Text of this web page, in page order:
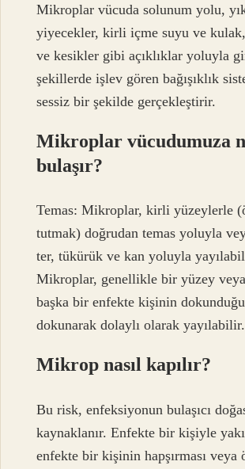
Mikroplar vücuda solunum yolu,
yiyecekler, kirli içme suyu ve
ve kesikler gibi açıklıklar yoluyla
şekillerde işlev gören bağışıklık
sessiz bir şekilde gerçekleştirir.
Mikroplar vücudumuza
bulaşır?
Temas: Mikroplar, kirli yüzeylerle
tutmak) doğrudan temas yoluyla
ter, tükürük ve kan yoluyla
Mikroplar, genellikle bir yüzey
başka bir enfekte kişinin
dokunarak dolaylı olarak yayılabilir.
Mikrop nasıl kapılır?
Bu risk, enfeksiyonun bulaşıcı
kaynaklanır. Enfekte bir kişiyle
enfekte bir kişinin hapşırması veya